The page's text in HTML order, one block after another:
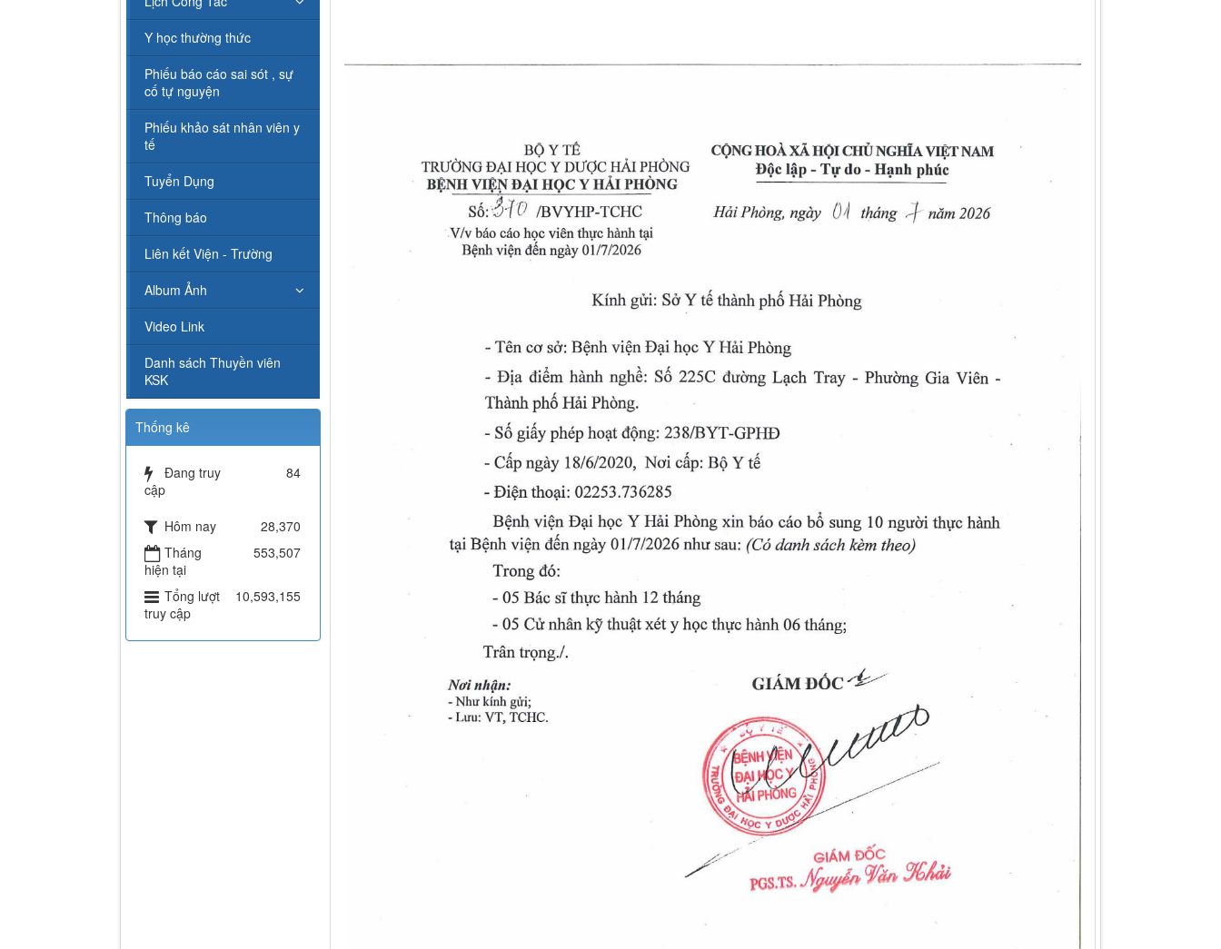
Y học thường thức
Phiếu báo cáo sai sót , sự
cố tự nguyện
Phiếu khảo sát nhân viên y
tế
Tuyển Dụng
Thông báo
Liên kết Viện - Trường
Album Ảnh
Video Link
Danh sách Thuyền viên
KSK
Thống kê
Đang truy
cập
84
Hôm nay
28,370
Tháng
hiện tại
553,507
Tổng lượt
truy cập
10,593,155